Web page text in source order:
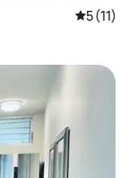
5 de uma
5 (11)